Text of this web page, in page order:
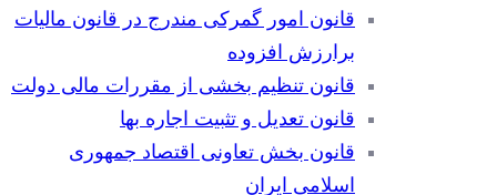
قانون امور گمرکی مندرج در قانون مالیات
برارزش افزوده
قانون تنظیم بخشی از مقررات مالی دولت
قانون تعدیل و تثبیت اجاره بها
قانون بخش تعاونی اقتصاد جمهوری
اسلامی ایران